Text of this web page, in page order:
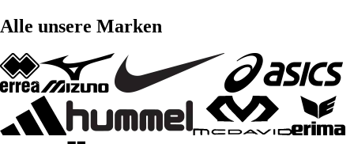
Alle unsere Marken